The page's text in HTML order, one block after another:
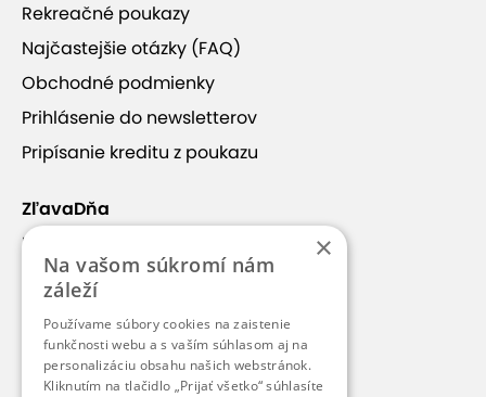
Rekreačné poukazy
Najčastejšie otázky (FAQ)
Obchodné podmienky
Prihlásenie do newsletterov
Pripísanie kreditu z poukazu
ZľavaDňa
Náš príbeh
Kontakt
Kariéra
Blog
Pre médiá
×
Na vašom súkromí nám
záleží
Používame súbory cookies na zaistenie
funkčnosti webu a s vaším súhlasom aj na
personalizáciu obsahu našich webstránok.
Kliknutím na tlačidlo „Prijať všetko“ súhlasíte